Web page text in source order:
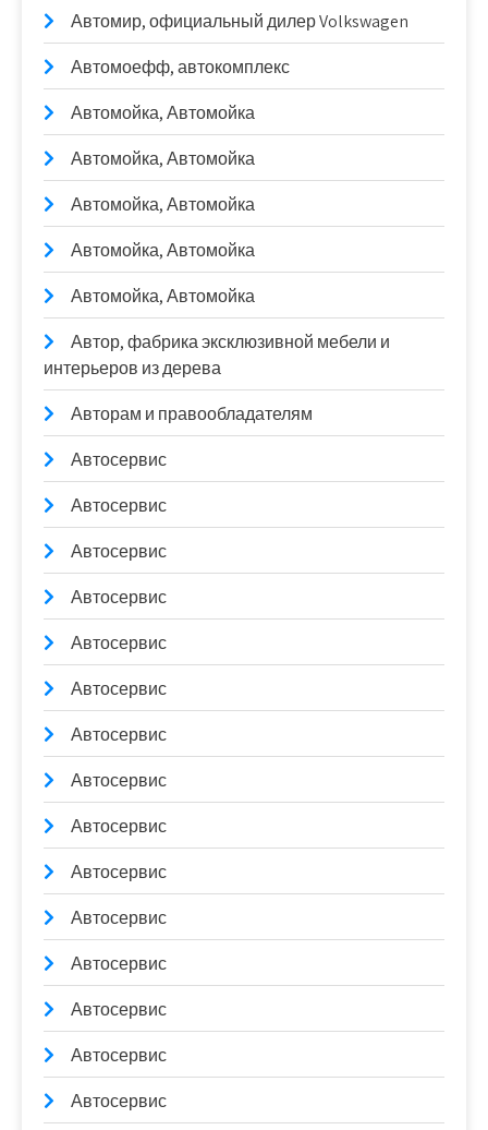
Автомир, официальный дилер Volkswagen
Автомоефф, автокомплекс
Автомойка, Автомойка
Автомойка, Автомойка
Автомойка, Автомойка
Автомойка, Автомойка
Автомойка, Автомойка
Автор, фабрика эксклюзивной мебели и
интерьеров из дерева
Авторам и правообладателям
Автосервис
Автосервис
Автосервис
Автосервис
Автосервис
Автосервис
Автосервис
Автосервис
Автосервис
Автосервис
Автосервис
Автосервис
Автосервис
Автосервис
Автосервис